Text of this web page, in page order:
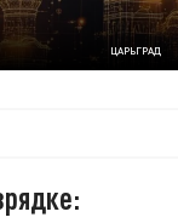
ЦАРЬГРАД